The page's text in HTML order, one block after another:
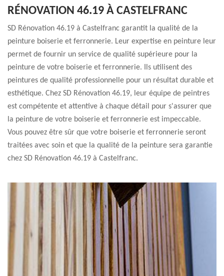
RÉNOVATION 46.19 À CASTELFRANC
SD Rénovation 46.19 à Castelfranc garantit la qualité de la
peinture boiserie et ferronnerie. Leur expertise en peinture leur
permet de fournir un service de qualité supérieure pour la
peinture de votre boiserie et ferronnerie. Ils utilisent des
peintures de qualité professionnelle pour un résultat durable et
esthétique. Chez SD Rénovation 46.19, leur équipe de peintres
est compétente et attentive à chaque détail pour s'assurer que
la peinture de votre boiserie et ferronnerie est impeccable.
Vous pouvez être sûr que votre boiserie et ferronnerie seront
traitées avec soin et que la qualité de la peinture sera garantie
chez SD Rénovation 46.19 à Castelfranc.